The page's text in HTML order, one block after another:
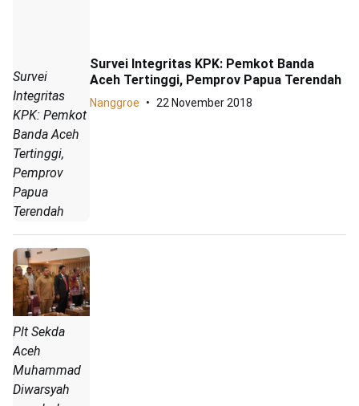
Survei
Integritas
KPK: Pemkot
Banda Aceh
Tertinggi,
Pemprov
Papua
Terendah
Survei Integritas KPK: Pemkot Banda
Aceh Tertinggi, Pemprov Papua Terendah
Nanggroe 22 November 2018
Plt Sekda
Aceh
Muhammad
Diwarsyah